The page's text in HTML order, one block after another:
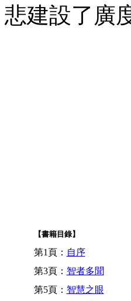
悲建設了廣
【書籍目錄】
第1頁： 自序
第3頁： 智者多聞
第5頁： 智慧之眼